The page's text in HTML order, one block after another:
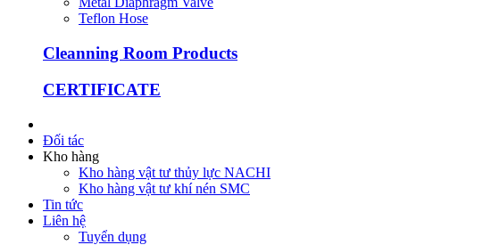
Teflon Hose
Cleanning Room Products
CERTIFICATE
Đối tác
Kho hàng
Kho hàng vật tư thủy lực NACHI
Kho hàng vật tư khí nén SMC
Tin tức
Liên hệ
Tuyển dụng